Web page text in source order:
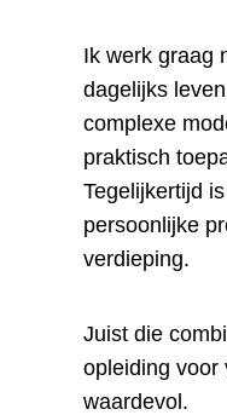
Ik werk graag
dagelijks
complexe
praktisch
Tegelijkertijd
persoonlijke
verdieping.
Juist die
opleiding voor
waardevol.